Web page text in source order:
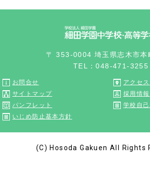
〒 353-0004 埼玉県志木市本
TEL：048-471-3255
お問合せ
アクセス
サイトマップ
採用情報
パンフレット
学校自
いじめ防止基本方針
(C) Hosoda Gakuen All Rights